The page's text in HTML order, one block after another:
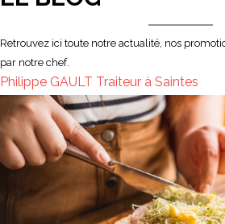
Retrouvez ici toute notre actualité, nos
par notre chef.
Philippe GAULT Traiteur à Saintes